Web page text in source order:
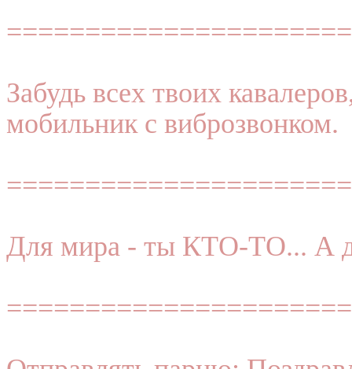
Забудь всех твоих
мобильник с виброзвонком.
Для мира - ты КТО-ТО... А